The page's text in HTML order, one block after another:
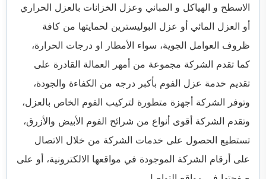
الاسطح و الهياكل و المباني وعزل الخزانات بالعزل الحراري
أو العزل المائي أو عزل البوليسترين لحمايتها من كافة
ظروف العوامل الجوية، سواء الأمطار او درجات الحرارة،
كما تقدم الشركة مجموعة من أمهر العمالة القادرة على
تقديم خدمة عزل الفوم بأكبر درجه من الكفاءة والجودة،
وتوفر الشركة أجهزة متطورة لتركيب الفوم الخاص بالعزل،
وتقدم الشركة أقوى أنواع من شرائح الفوم الأبيض والأزرق،
تستطيع الحصول على خدمات الشركة من خلال الاتصال
على أرقام الشركة الموجودة في مواقعها الالكترونية، أو على